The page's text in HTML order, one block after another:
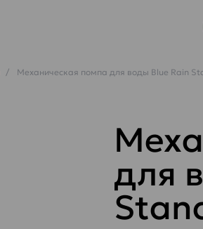
Механическая помпа для воды Blue Rain
для